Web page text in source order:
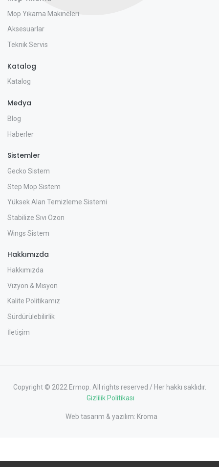
Mop Yıkama Makineleri
Aksesuarlar
Teknik Servis
Katalog
Katalog
Medya
Blog
Haberler
Sistemler
Gecko Sistem
Step Mop Sistem
Yüksek Alan Temizleme Sistemi
Stabilize Sıvı Ozon
Wings Sistem
Hakkımızda
Hakkımızda
Vizyon & Misyon
Kalite Politikamız
Sürdürülebilirlik
İletişim
Copyright © 2022 Ermop. All rights reserved / Her hakkı saklıdır.
Gizlilik Politikası
Web tasarım & yazılım: Kroma